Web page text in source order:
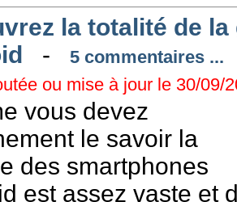
la totalité de
-
5 commentaires ...
ou mise à jour le 30/09/
vous devez
le savoir la
des smartphones
est assez vaste et